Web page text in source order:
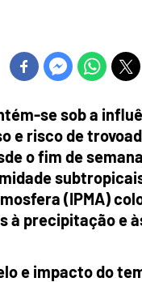
se sob a
e risco de
o fim de
(IPMA)
à precipitação e
e impacto do